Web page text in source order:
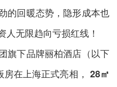
的回暖态势，隐形成本也
人无限趋向亏损红线！
下品牌丽柏酒店（以下
在上海正式亮相， 28㎡